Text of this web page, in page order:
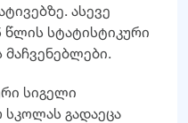
ასევე
სტატისტიკური
მაჩვენებლები.
სიგელი
სკოლას გადაეცა